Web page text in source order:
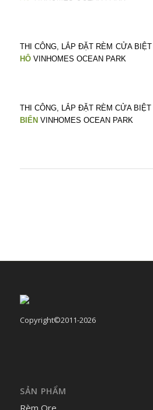
THI CÔNG, LẮP ĐẶT RÈM CỬA
HÔVINHOMES OCEAN PARK
THI CÔNG, LẮP ĐẶT RÈM CỬA
BIỂN VINHOMES OCEAN PARK
Copyright©2011-2026
SẢN PHẨM